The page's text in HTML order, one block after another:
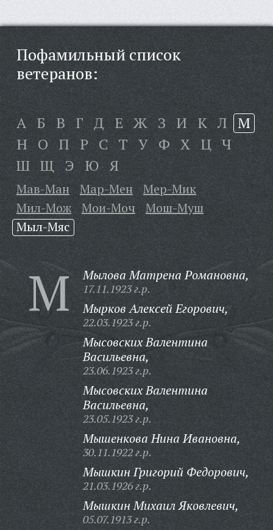
Пофамильный список
ветеранов:
А Б В Г Д Е Ж З И К Л М
Н О П Р С Т У Ф Х Ц Ч
Ш Щ Э Ю Я
Мав-Ман Мар-Мен
Мер-Мик
Мил-Мож
Мои-Моч
Мош-Муш
Мыл-Мяс
М Мылова Матрена Романовна,
17.11.1923 г.р.
Мырков Алексей Егорович,
22.03.1923 г.р.
Мысовских Валентина
Васильевна,
23.06.1923 г.р.
Мысовских Валентина
Васильевна,
23.05.1923 г.р.
Мышенкова Нина Ивановна,
30.11.1922 г.р.
Мышкин Григорий Федорович,
21.03.1926 г.р.
Мышкин Михаил Яковлевич,
05.07.1913 г.р.